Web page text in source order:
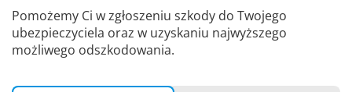
Pomożemy Ci w zgłoszeniu szkody do Twojego
ubezpieczyciela oraz w uzyskaniu najwyższego
możliwego odszkodowania.